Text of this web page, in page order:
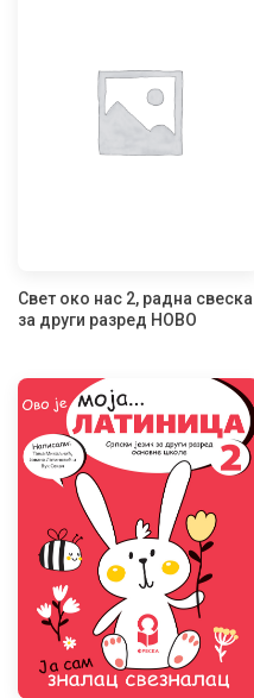
Свет око нас 2, радна свеска
за други разред НОВО